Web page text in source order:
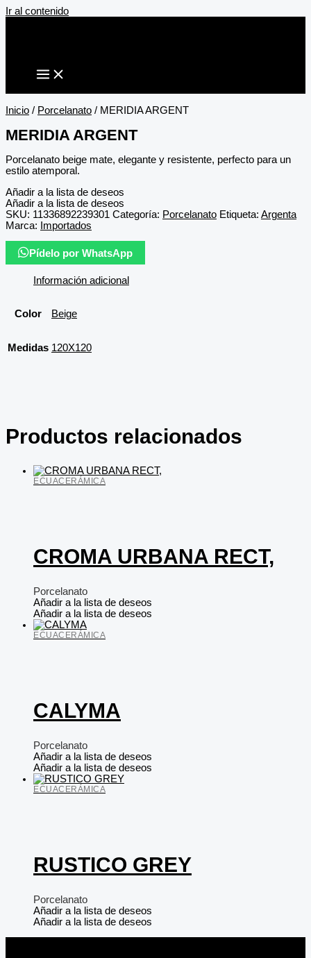
Ir al contenido
Inicio / Porcelanato / MERIDIA ARGENT
MERIDIA ARGENT
Porcelanato beige mate, elegante y resistente, perfecto para un
estilo atemporal.
Añadir a la lista de deseos
Añadir a la lista de deseos
SKU: 11336892239301 Categoría: Porcelanato Etiqueta: Argenta
Marca:
Importados
Pídelo por WhatsApp
Información adicional
Color Beige
Medidas 120X120
Productos relacionados
ECUACERÁMICA
CROMA URBANA RECT,
Porcelanato
Añadir a la lista de deseos
Añadir a la lista de deseos
ECUACERÁMICA
CALYMA
Porcelanato
Añadir a la lista de deseos
Añadir a la lista de deseos
ECUACERÁMICA
RUSTICO GREY
Porcelanato
Añadir a la lista de deseos
Añadir a la lista de deseos